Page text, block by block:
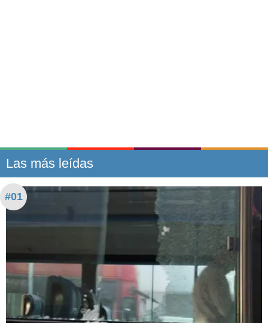
Las más leídas
#01